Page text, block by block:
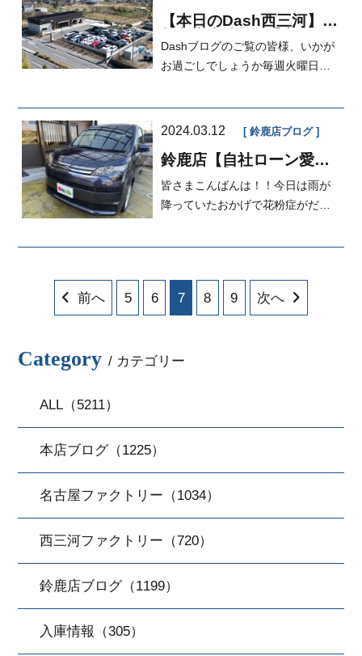
【本日のDash西三河】✨
し・自社ローン】
Dashブログのご覧の皆様、いかが
お過ごしでしょうか毎週火曜日は
2024.03.12 鈴鹿店ブログ
鈴鹿店【自社ローン愛
シュ定額払い
皆さまこんばんは！！今日は雨が
降っていたおかげで花粉症がだい
前へ 5 6 7 8 9 次へ
Category / カテゴリー
ALL（5211）
本店ブログ（1225）
名古屋ファクトリー（1034）
西三河ファクトリー（720）
鈴鹿店ブログ（1199）
入庫情報（305）